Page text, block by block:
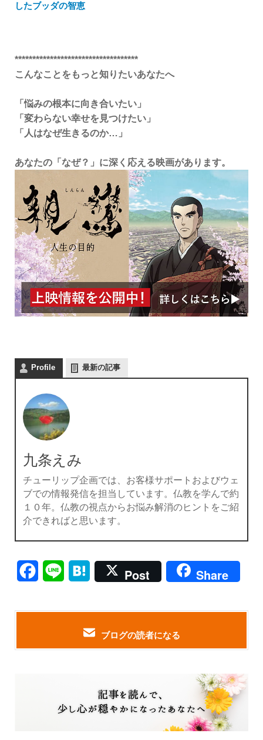
したブッダの智恵
***********************************
こんなことをもっと知りたいあなたへ
「悩みの根本に向き合いたい」
「変わらない幸せを見つけたい」
「人はなぜ生きるのか…」
あなたの「なぜ？」に深く応える映画があります。
Profile 最新の記事
九条えみ
チューリップ企画では、お客様サポートおよびウェ
ブでの情報発信を担当しています。仏教を学んで約
１０年。仏教の視点からお悩み解消のヒントをご紹
介できればと思います。
Facebook
Line Hatena
Post Share
ブログの読者になる